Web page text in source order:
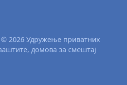
2026 Удружење приватних
домова за смештај